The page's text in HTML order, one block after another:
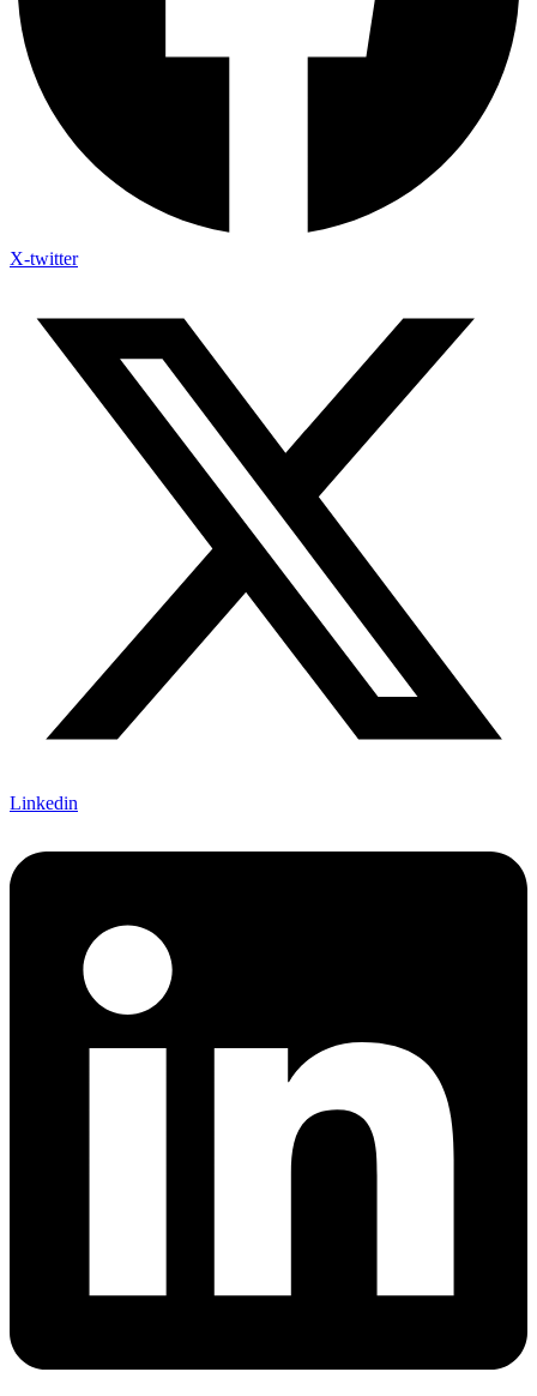
X-twitter
Linkedin